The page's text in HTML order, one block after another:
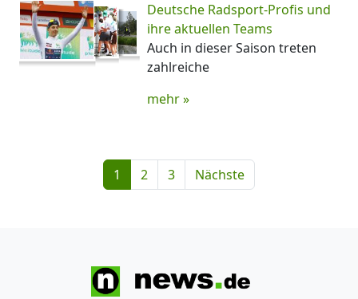
Deutsche Radsport-Profis und
ihre aktuellen Teams
Auch in dieser Saison treten
zahlreiche
mehr »
1 2 3 Nächste